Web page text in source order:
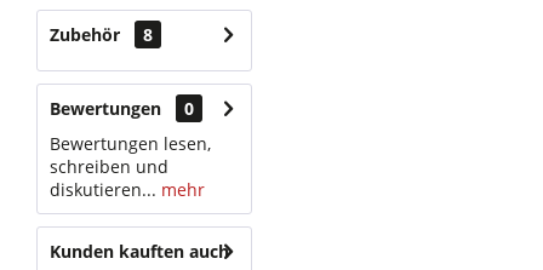
Zubehör 8
Bewertungen
0
Bewertungen lesen,
schreiben und
diskutieren... mehr
Kunden kauften auch